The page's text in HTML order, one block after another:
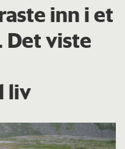
inn i et
Det viste
liv